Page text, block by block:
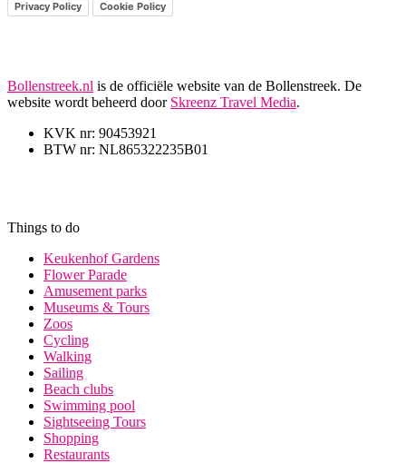
Privacy Policy Cookie Policy
Bollenstreek.nl is de officiële website van de Bollenstreek. De
website wordt beheerd door Skreenz Travel Media.
KVK nr: 90453921
BTW nr: NL865322235B01
Things to do
Keukenhof Gardens
Flower Parade
Amusement parks
Museums & Tours
Zoos
Cycling
Walking
Sailing
Beach clubs
Swimming pool
Sightseeing Tours
Shopping
Restaurants